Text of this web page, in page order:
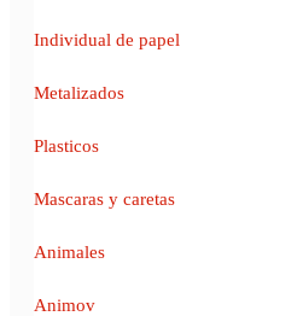
Individual de papel
Metalizados
Plasticos
Mascaras y caretas
Animales
Animov